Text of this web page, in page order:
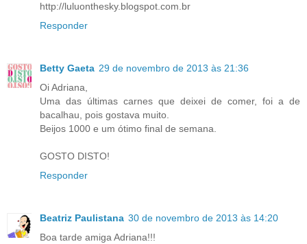
http://luluonthesky.blogspot.com.br
Responder
Betty Gaeta 29 de novembro de 2013 às 21:36
Oi Adriana,
Uma das últimas carnes que deixei de comer, foi a de
bacalhau, pois gostava muito.
Beijos 1000 e um ótimo final de semana.
GOSTO DISTO!
Responder
Beatriz Paulistana 30 de novembro de 2013 às 14:20
Boa tarde amiga Adriana!!!